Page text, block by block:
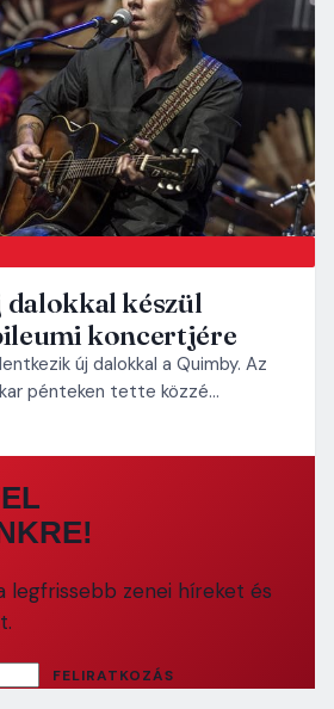
készül
koncertjére
új dalokkal a Quimby. Az
pénteken tette közzé…
legfrissebb zenei híreket és
FELIRATKOZÁS